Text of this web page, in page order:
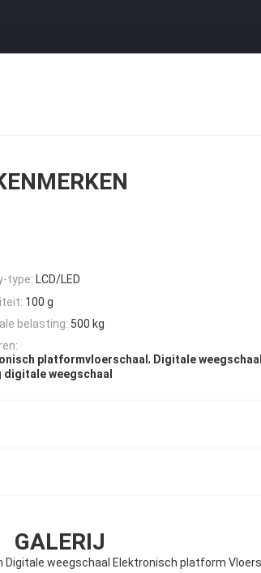
type: LCD/LED
100 g
belasting: 500 kg
platformvloerschaal , Digitale weegschaal
digitale weegschaal
GALERIJ
weegschaal Elektronisch platform